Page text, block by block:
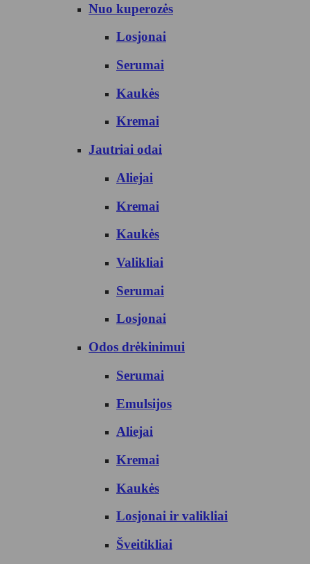
Nuo kuperozės
Losjonai
Serumai
Kaukės
Kremai
Jautriai odai
Aliejai
Kremai
Kaukės
Valikliai
Serumai
Losjonai
Odos drėkinimui
Serumai
Emulsijos
Aliejai
Kremai
Kaukės
Losjonai ir valikliai
Šveitikliai